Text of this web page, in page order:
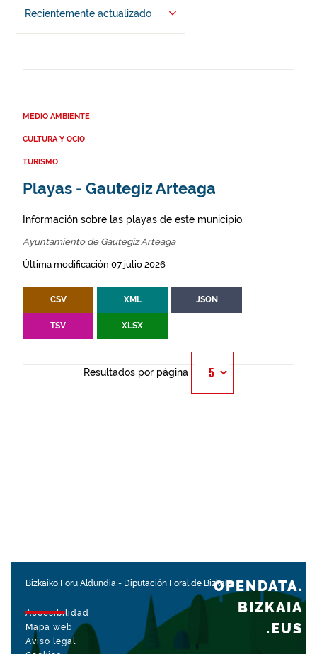
Recientemente actualizado
MEDIO AMBIENTE
CULTURA Y OCIO
TURISMO
Playas - Gautegiz Arteaga
Información sobre las playas de este municipio.
Ayuntamiento de Gautegiz Arteaga
Última modificación 07 julio 2026
CSV XML JSON
TSV XLSX
Resultados por página
Bizkaiko Foru Aldundia - Diputación Foral de Bizkaia
Accesibilidad
Mapa web
Aviso legal
OPENDATA.
BIZKAIA
.EUS